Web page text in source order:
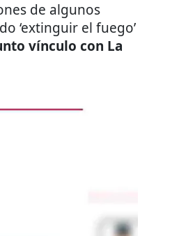
de algunos
‘extinguir el fuego’
vínculo con La